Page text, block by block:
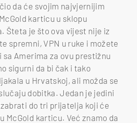
da će svojim najvjernijim
karticu u sklopu
Šteta je što ova vijest nije iz
spremni, VPN u ruke i možete
Amerima za ovu prestižnu
sigurni da bi čak i tako
u Hrvatskoj, ali možda se
dobitka. Jedan je jedini
do tri prijatelja koji će
McGold karticu. Već znamo da